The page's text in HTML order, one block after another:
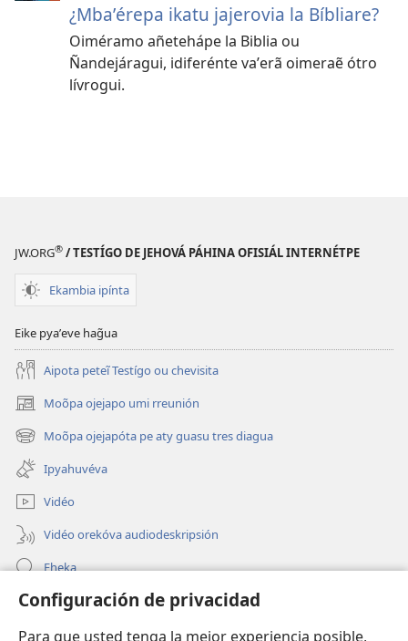
Configuración de privacidad
Para que usted tenga la mejor experiencia posible,
¿Mbaʼérepa ikatu jajerovia la Bíbliare?
Oiméramo añetehápe la Biblia ou
Ñandejáragui, idiferénte vaʼerã oimeraẽ ótro
lívrogui.
JW.ORG® / TESTÍGO DE JEHOVÁ PÁHINA OFISIÁL INTERNÉTPE
Ekambia ipínta
Eike pyaʼeve hag̃ua
Aipota peteĩ Testígo ou chevisita
Moõpa ojejapo umi rreunión
(abre
una
nueva
ventana)
Moõpa ojejapóta pe aty guasu tres diagua
(abre
una
nueva
ventana)
Ipyahuvéva
Vidéo
Vidéo orekóva audiodeskripsión
Eheka
Ayuda